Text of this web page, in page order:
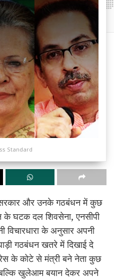
Standard
सरकार और उनके गठबंधन में कुछ
के घटक दल शिवसेना, एनसीपी
विचारधारा के अनुसार अपनी
गठबंधन खतरे में दिखाई दे
के कोटे से मंत्री बने नेता कुछ
बल्कि खुलेआम बयान देकर अपने